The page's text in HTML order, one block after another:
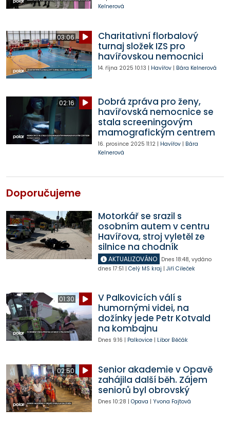
Kelnerová
03:06
Charitativní florbalový
turnaj složek IZS pro
havířovskou nemocnici
14. října 2025 10:13 | Havířov| Bára Kelnerová
02:16
Dobrá zpráva pro ženy,
havířovská nemocnice se
stala screeningovým
mamografickým centrem
16. prosince 2025 11:12| Havířov| Bára
Kelnerová
Doporučujeme
Motorkář se srazil s
osobním autem v centru
Havířova, stroj vyletěl ze
silnice na chodník
AKTUALIZOVÁNO Dnes 18:48, vydáno
dnes 17:51 | Celý MS kraj | Jiří Cileček
01:30
V Palkovicích válí s
humornými videi, na
dožínky jede Petr Kotvald
na kombajnu
Dnes 9:16 | Palkovice| Libor Běčák
02:50
Senior akademie v Opavě
zahájila další běh. Zájem
seniorů byl obrovský
Dnes 10:28 | Opava | Yvona Fajtová